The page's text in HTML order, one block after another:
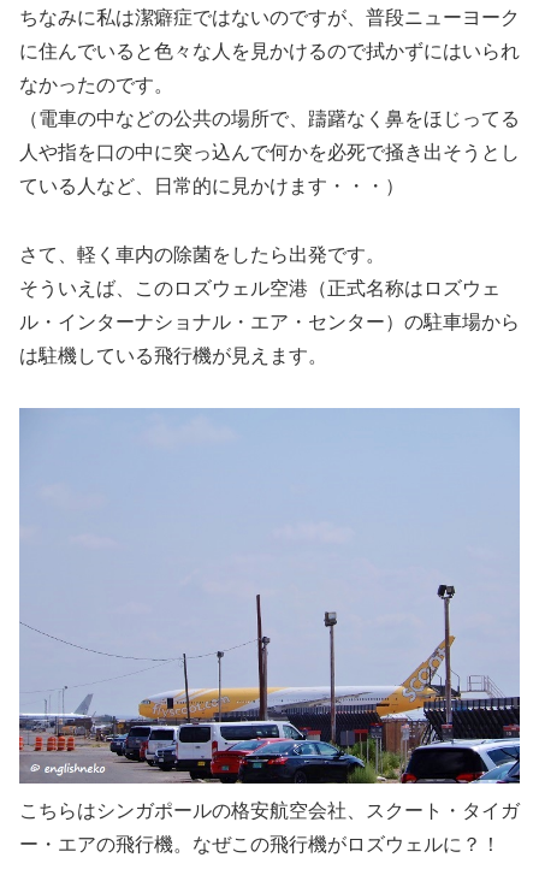
ちなみに私は潔癖症ではないのですが、普段ニューヨーク
に住んでいると色々な人を見かけるので拭かずにはいられ
なかったのです。
（電車の中などの公共の場所で、躊躇なく鼻をほじってる
人や指を口の中に突っ込んで何かを必死で掻き出そうとし
ている人など、日常的に見かけます・・・）
さて、軽く車内の除菌をしたら出発です。
そういえば、このロズウェル空港（正式名称はロズウェ
ル・インターナショナル・エア・センター）の駐車場から
は駐機している飛行機が見えます。
こちらはシンガポールの格安航空会社、スクート・タイガ
ー・エアの飛行機。なぜこの飛行機がロズウェルに？！